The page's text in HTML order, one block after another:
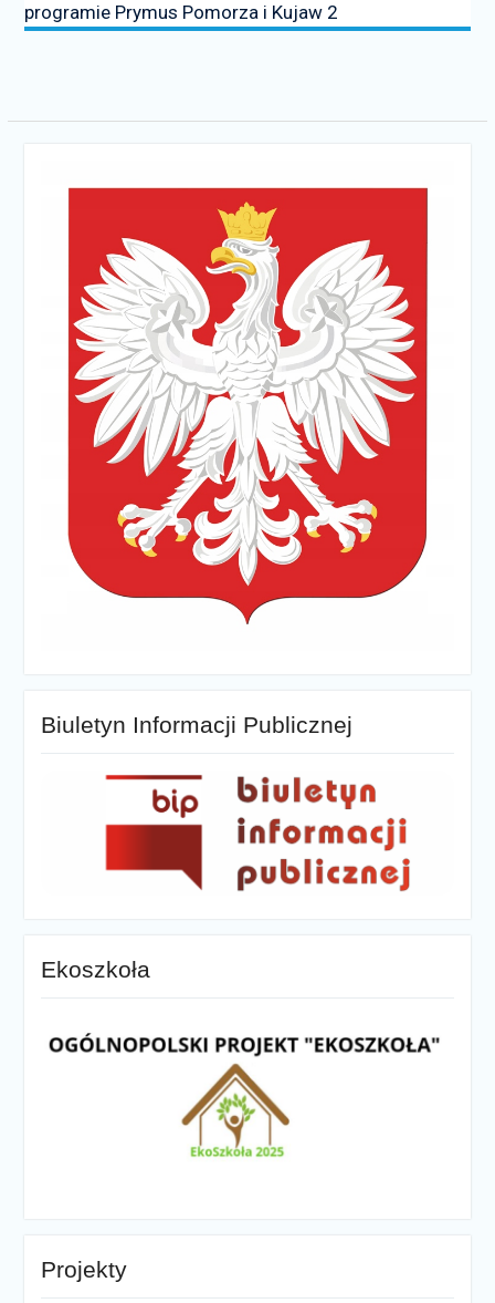
programie Prymus Pomorza i Kujaw 2
Biuletyn Informacji Publicznej
Ekoszkoła
Projekty